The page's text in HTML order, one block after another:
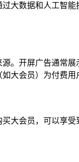
大数据和人工智
。开屏广告通常
大会员）为付费
大会员，可以享